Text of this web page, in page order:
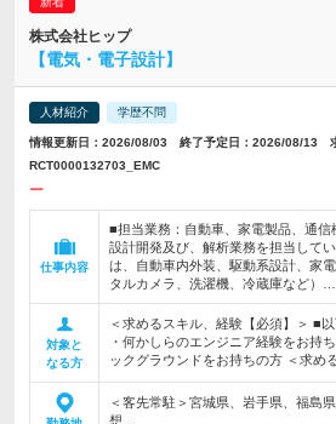
株式会社ヒップ
【電気・電子設計】
人材紹介 学歴不問
情報更新日：2026/08/03 終了予定日：2026/08/13
RCT0000132703_EMC
ー
仕事内容
■担当業務：自動車、家電製品、通
設計開発及び、解析業務を担当して
は、自動車内外装、駆動系設計、家
タルカメラ、洗濯機、冷蔵庫など）…
対象と
なる方
＜求めるスキル、経験【必須】＞ ■
・何かしらのエンジニア経験をお持
ックグラウンドをお持ちの方 ＜求め
＜客先常駐＞宮城県、岩手県、福
想…